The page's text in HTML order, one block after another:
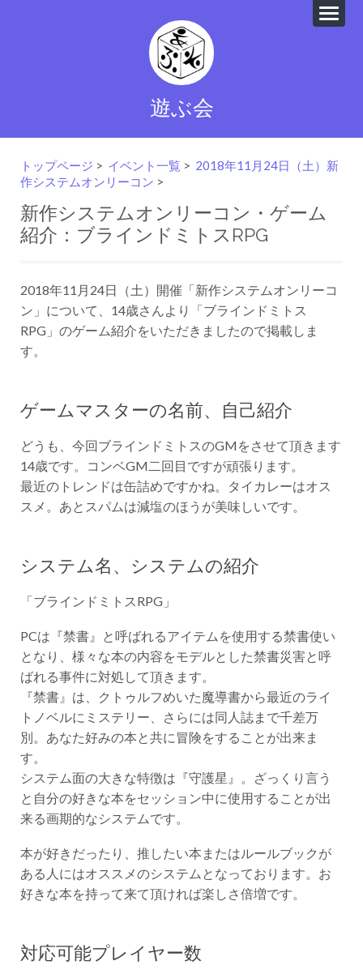
遊ぶ会
トップページ > イベント一覧 > 2018年11月24日（土）新
作システムオンリーコン >
新作システムオンリーコン・ゲーム
紹介：ブラインドミトスRPG
2018年11月24日（土）開催「新作システムオンリーコ
ン」について、14歳さんより「ブラインドミトス
RPG」のゲーム紹介をいただきましたので掲載しま
す。
ゲームマスターの名前、自己紹介
どうも、今回ブラインドミトスのGMをさせて頂きます
14歳です。コンベGM二回目ですが頑張ります。
最近のトレンドは缶詰めですかね。タイカレーはオス
スメ。あとスパムは減塩のほうが美味しいです。
システム名、システムの紹介
「ブラインドミトスRPG」
PCは『禁書』と呼ばれるアイテムを使用する禁書使い
となり、様々な本の内容をモデルとした禁書災害と呼
ばれる事件に対処して頂きます。
『禁書』は、クトゥルフめいた魔導書から最近のライ
トノベルにミステリー、さらには同人誌まで千差万
別。あなた好みの本と共に冒険をすることが出来ま
す。
システム面の大きな特徴は『守護星』。ざっくり言う
と自分の好きな本をセッション中に使用することが出
来る画期的なシステムです。
本が好きだったり、推したい本またはルールブックが
ある人にはオススメのシステムとなっております。お
好きな本を持って来て頂ければ楽しさ倍増です。
対応可能プレイヤー数